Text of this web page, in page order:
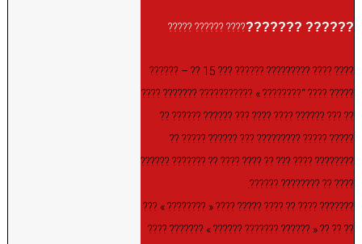
?????? ???????
???? ?????? ?????
???? ???? ????????? ?????? ??? 15 ?? – ??????
????? ???? “???????? » ??????????? ??????? ????
?? ??? ?????? ???? ???? ??? ?????? ?????? ??
????? ????? ????????? ??? ?????? ????? ??
???????? ???? ??? ?? ???? ???? ?? ??????? ??????
???? ?? ???????? ??????.
??????? ???? ?? ???? ????? ???? « ???????? » ???
?? ?? ?? « ?????? ??????? ?????? » ??????? ????